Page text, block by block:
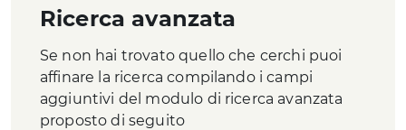
Ricerca avanzata
Se non hai trovato quello che cerchi puoi
affinare la ricerca compilando i campi
aggiuntivi del modulo di ricerca avanzata
proposto di seguito